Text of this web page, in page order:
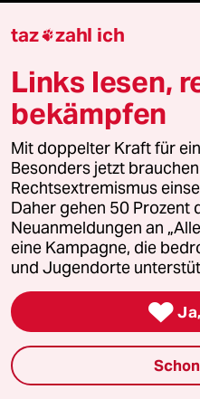
Newsletter
team zukunft
taz frisch
taz zahl ich
taz lab Infobrief
Veranstaltungen
taz zahl ich
Links lesen,
bekämpfen
Mit doppelter Kraft für
Besonders jetzt
Rechtsextremismus
Daher gehen 50 Prozent
Neuanmeldungen an
eine Kampagne, die
und Jugendorte
